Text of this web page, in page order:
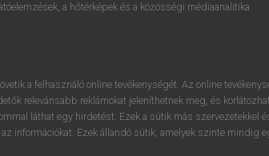
próbaverziójának
regisztrálok ésbelépek.
REGISZTRÁCIÓ
a hőtérképek és a közösségi médiaanalitika.
a felhasználó online tevékenységét. Az online
relevánsabb reklámokat jeleníthetnek meg, és
láthat egy hirdetést. Ezek a sütik más szervezetekkel
információkat. Ezek állandó sütik, amelyek szinte mindig